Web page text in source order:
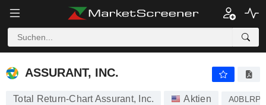
ASSURANT, INC.
ASSURANT, INC.
Total Return-Chart Assurant, Inc. Aktien A0BLRP